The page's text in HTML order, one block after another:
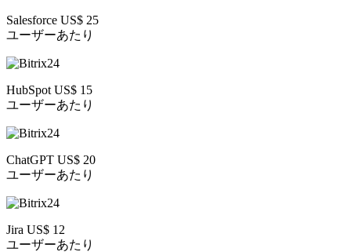
Salesforce US$ 25
ユーザーあたり
HubSpot US$ 15
ユーザーあたり
ChatGPT US$ 20
ユーザーあたり
Jira US$ 12
ユーザーあたり